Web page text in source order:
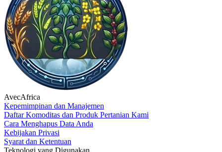
AvecAfrica
Kepemimpinan dan Manajemen
Daftar Komoditas dan Produk Pertanian Kami
Cara Menghapus Data Anda
Kebijakan Privasi
Syarat dan Ketentuan
Teknologi yang Digunakan